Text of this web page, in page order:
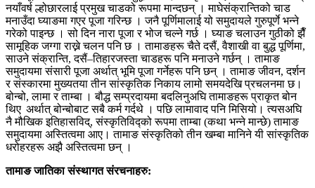
नयाँवर्ष ल्होछारलाई प्रमुख चाडको रूपमा मान्दछन् । माघेसंक्रान्तिको चाड
मनाउँदा घ्याङमा गएर पूजा गरिन्छ । जनै पूर्णिमालाई यो समुदायले गुरुपूर्णे भन्ने
गरेको पाइन्छ । सो दिन नारा पूजा र भोज चल्ने गर्छ । घ्याङ चलाउन गुठीको झैँ
सामूहिक जग्गा राख्ने चलन पनि छ । तामाङहरू चैते दसैं, वैशाखी वा बुद्ध पूर्णिमा,
साउने संक्रान्ति, दसैं–तिहारजस्ता चाडहरू पनि मनाउने गर्छन् । तामाङ
समुदायमा संसारी पूजा अर्थात् भूमि पूजा गर्नेहरू पनि छन् । तामाङ जीवन, दर्शन
र संस्कारमा मुख्यतया तीन सांस्कृतिक निकाय लामो समयदेखि प्रचलनमा छ।
बोन्बो, लामा र ताम्बा । बौद्ध सम्प्रदायमा बदलिनुअघि तामाङहरू प्राकृत बोन
थिए अर्थात् बोन्बोबाट सबै कर्म गर्दथे । पछि लामावाद पनि मिसियो। त्यसअघि
नै मौखिक इतिहासविद्, संस्कृतिविद्को रूपमा ताम्बा (कथा भन्ने मान्छे) तामाङ
समुदायमा अस्तित्वमा आए। तामाङ संस्कृतिको तीन खम्बा मानिने यी सांस्कृतिक
धरोहरहरू अझै अस्तित्वमा छन् ।
तामाङ जातिका संस्थागत संरचनाहरु: